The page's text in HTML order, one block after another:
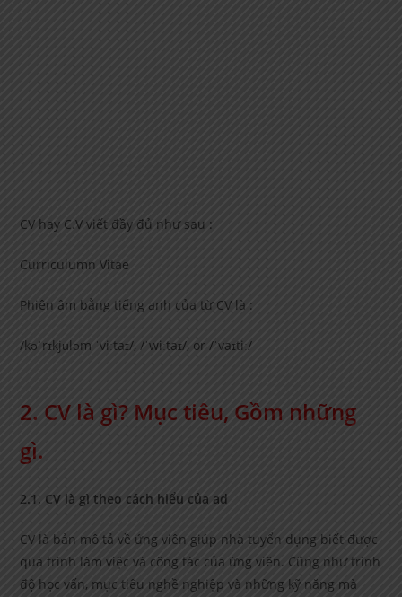
CV hay C.V viết đầy đủ như sau :
Curriculumn Vitae
Phiên âm bằng tiếng anh của từ CV là :
/kəˈrɪkjʉləm ˈviːtaɪ/, /ˈwiːtaɪ/, or /ˈvaɪtiː/
2. CV là gì? Mục tiêu, Gồm những
gì.
2.1. CV là gì theo cách hiểu của ad
CV là bản mô tả về ứng viên giúp nhà tuyển dụng biết được
quá trình làm việc và công tác của ứng viên. Cũng như trình
độ học vấn, mục tiêu nghề nghiệp và những kỹ năng mà